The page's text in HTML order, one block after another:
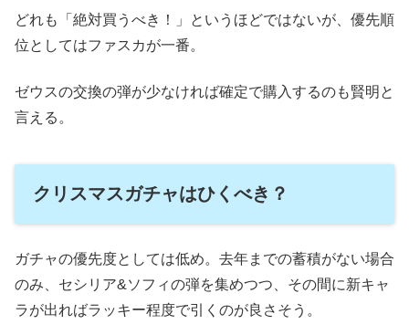
どれも「絶対買うべき！」というほどではないが、優先順
位としてはファスカが一番。
ゼウスの交換の弾が少なければ確定で購入するのも賢明と
言える。
クリスマスガチャはひくべき？
ガチャの優先度としては低め。去年までの蓄積がない場合
のみ、セシリア&ソフィの弾を集めつつ、その間に新キャ
ラが出ればラッキー程度で引くのが良さそう。